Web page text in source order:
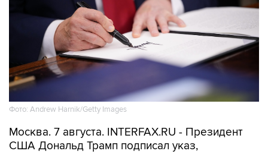
Фото: Andrew Harnik/Getty Images
Москва. 7 августа. INTERFAX.RU - Президент
США Дональд Трамп подписал указ,